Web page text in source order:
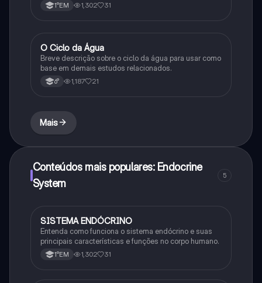
1°EM 1,302 31
Química
O Ciclo da Água
Breve descrição sobre o ciclo da água para usar como
base em demais estudos relacionados.
6° 1,187 21
Mais
Conteúdos mais populares: Endocrine
System
5
Biologia
SISTEMA ENDÓCRINO
Entenda como funciona o sistema endócrino e suas
principais características e funções no corpo humano.
1°EM 1,302 31